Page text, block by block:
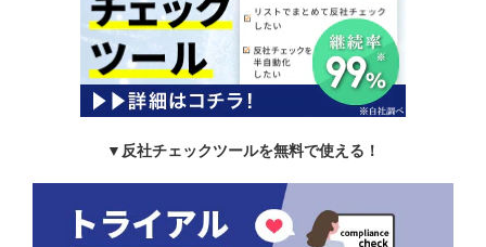
▼反社チェックツールを無料で使える！